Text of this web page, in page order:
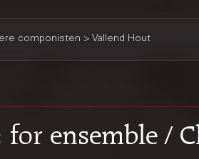
componisten > Vallend Hout
for ensemble /